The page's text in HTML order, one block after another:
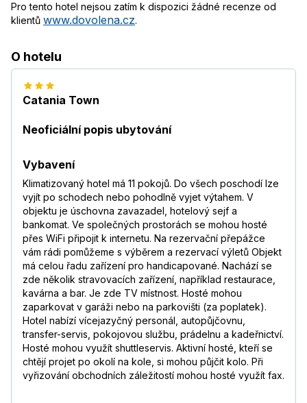
Pro tento hotel nejsou zatím k dispozici žádné recenze od
klientů www.dovolena.cz.
O hotelu
Catania Town
Neoficiální popis ubytování
Vybavení
Klimatizovaný hotel má 11 pokojů. Do všech poschodí lze
vyjít po schodech nebo pohodlně vyjet výtahem. V
objektu je úschovna zavazadel, hotelový sejf a
bankomat. Ve společných prostorách se mohou hosté
přes WiFi připojit k internetu. Na rezervační přepážce
vám rádi pomůžeme s výběrem a rezervací výletů Objekt
má celou řadu zařízení pro handicapované. Nachází se
zde několik stravovacích zařízení, například restaurace,
kavárna a bar. Je zde TV místnost. Hosté mohou
zaparkovat v garáži nebo na parkovišti (za poplatek).
Hotel nabízí vícejazyčný personál, autopůjčovnu,
transfer-servis, pokojovou službu, prádelnu a kadeřnictví.
Hosté mohou využít shuttleservis. Aktivní hosté, kteří se
chtějí projet po okolí na kole, si mohou půjčit kolo. Při
vyřizování obchodních záležitostí mohou hosté využít fax.